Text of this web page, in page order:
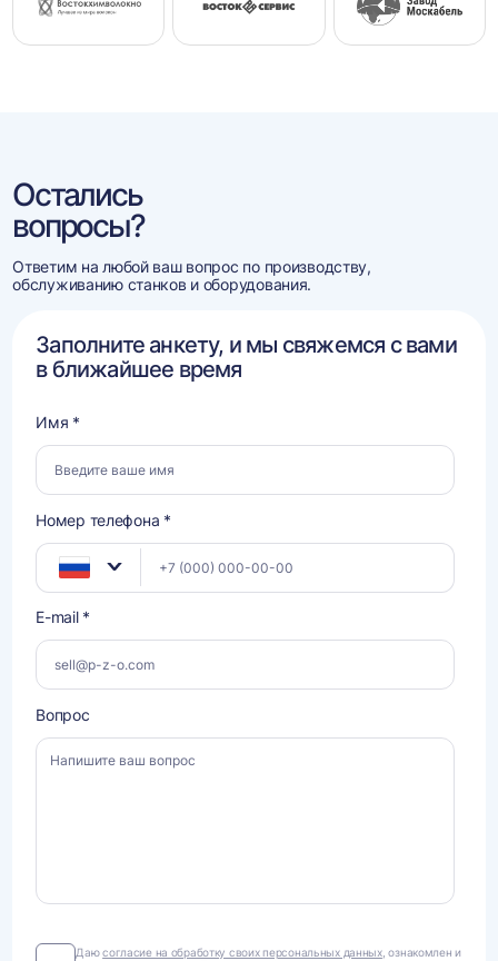
Остались
вопросы?
Ответим на любой ваш вопрос по производству,
обслуживанию станков и оборудования.
Заполните анкету, и мы свяжемся с вами
в ближайшее время
Имя *
Номер телефона *
E-mail *
Вопрос
Даю
Даюсогласие на обработку своих персональных данных, ознакомлен и